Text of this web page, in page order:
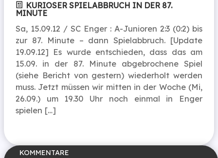
KURIOSER SPIELABBRUCH IN DER 87.
MINUTE
Sa, 15.09.12 / SC Enger : A-Junioren 2:3 (0:2) bis
zur 87. Minute – dann Spielabbruch. [Update
19.09.12] Es wurde entschieden, dass das am
15.09. in der 87. Minute abgebrochene Spiel
(siehe Bericht von gestern) wiederholt werden
muss. Jetzt müssen wir mitten in der Woche (Mi,
26.09.) um 19.30 Uhr noch einmal in Enger
spielen […]